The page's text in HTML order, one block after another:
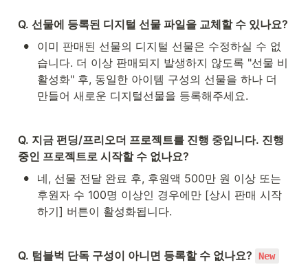
Q. 선물에 등록된 디지털 선물 파일을 교체할 수 있나요?
•
이미 판매된 선물의 디지털 선물은 수정하실 수 없
습니다. 더 이상 판매되지 발생하지 않도록 "선물 비
활성화" 후, 동일한 아이템 구성의 선물을 하나 더
만들어 새로운 디지털선물을 등록해주세요.
Q. 지금 펀딩/프리오더 프로젝트를 진행 중입니다. 진행
중인 프로젝트로 시작할 수 없나요?
•
네, 선물 전달 완료 후, 후원액 500만 원 이상 또는
후원자 수 100명 이상인 경우에만 [상시 판매 시작
하기] 버튼이 활성화됩니다.
Q. 텀블벅 단독 구성이 아니면 등록할 수 없나요? New